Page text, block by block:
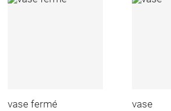
vase fermé vase